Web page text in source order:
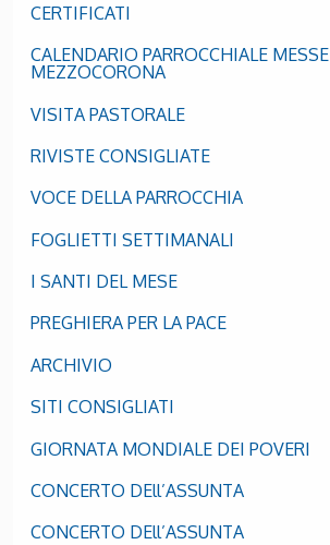
CERTIFICATI
CALENDARIO PARROCCHIALE MESSE
MEZZOCORONA
VISITA PASTORALE
RIVISTE CONSIGLIATE
VOCE DELLA PARROCCHIA
FOGLIETTI SETTIMANALI
I SANTI DEL MESE
PREGHIERA PER LA PACE
ARCHIVIO
SITI CONSIGLIATI
GIORNATA MONDIALE DEI POVERI
CONCERTO DEll’ASSUNTA
CONCERTO DEll’ASSUNTA